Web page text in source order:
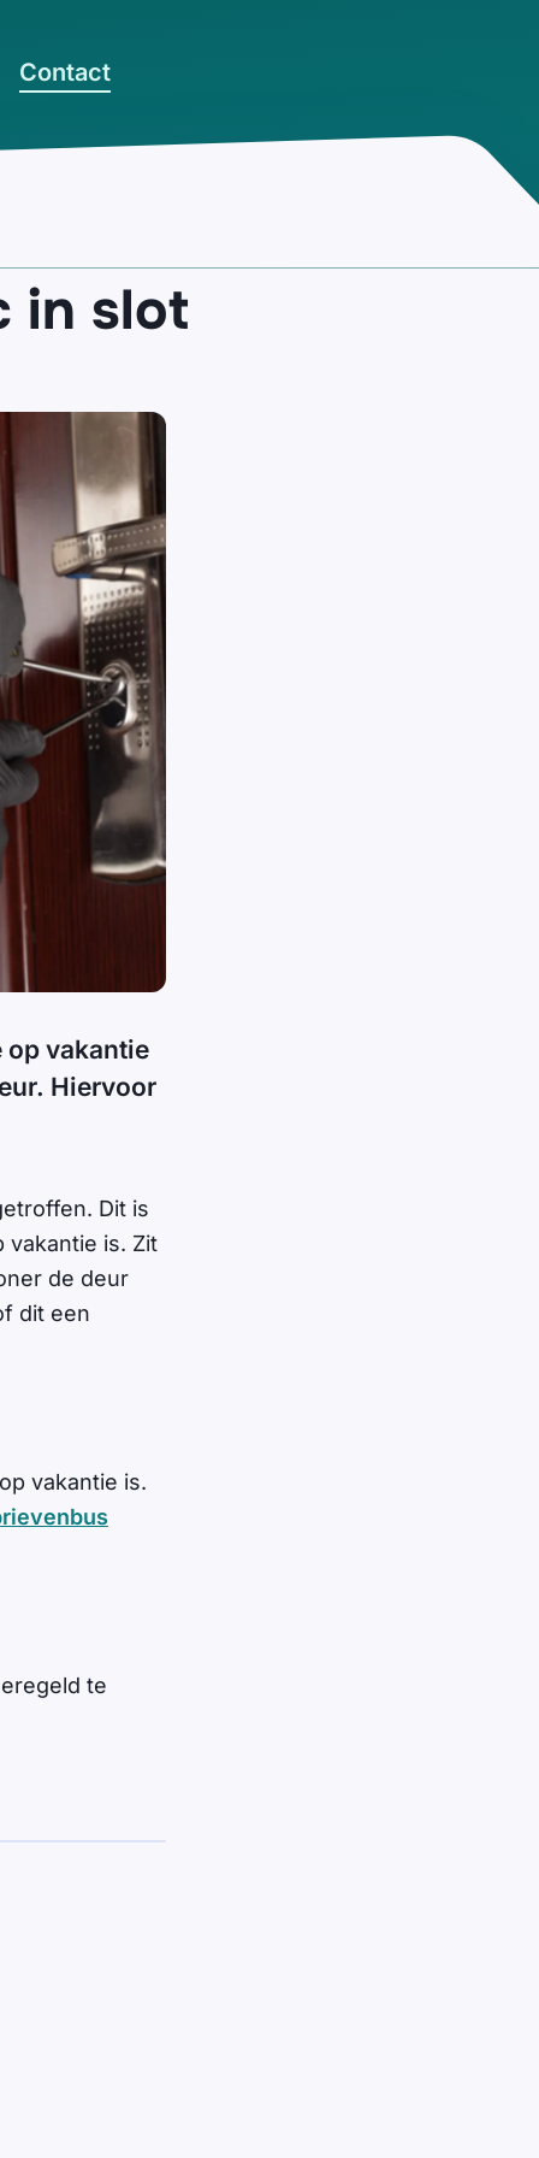
Contact
in slot
op vakantie
Hiervoor
Dit is
is. Zit
de deur
dit een
vakantie is.
te